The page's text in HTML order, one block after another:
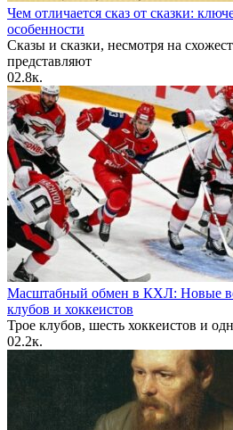
Чем отличается сказ от сказки:
особенности
Сказы и сказки, несмотря на
представляют
02.8к.
Масштабный обмен в КХЛ: Новые
клубов и хоккеистов
Трое клубов, шесть хоккеистов и
02.2к.